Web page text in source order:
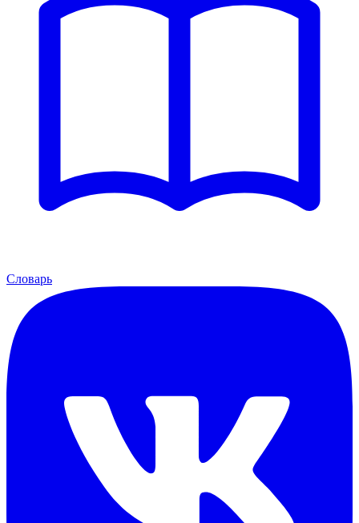
Словарь